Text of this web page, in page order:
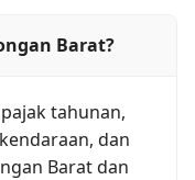
Barat?
tahunan,
dan
Barat dan